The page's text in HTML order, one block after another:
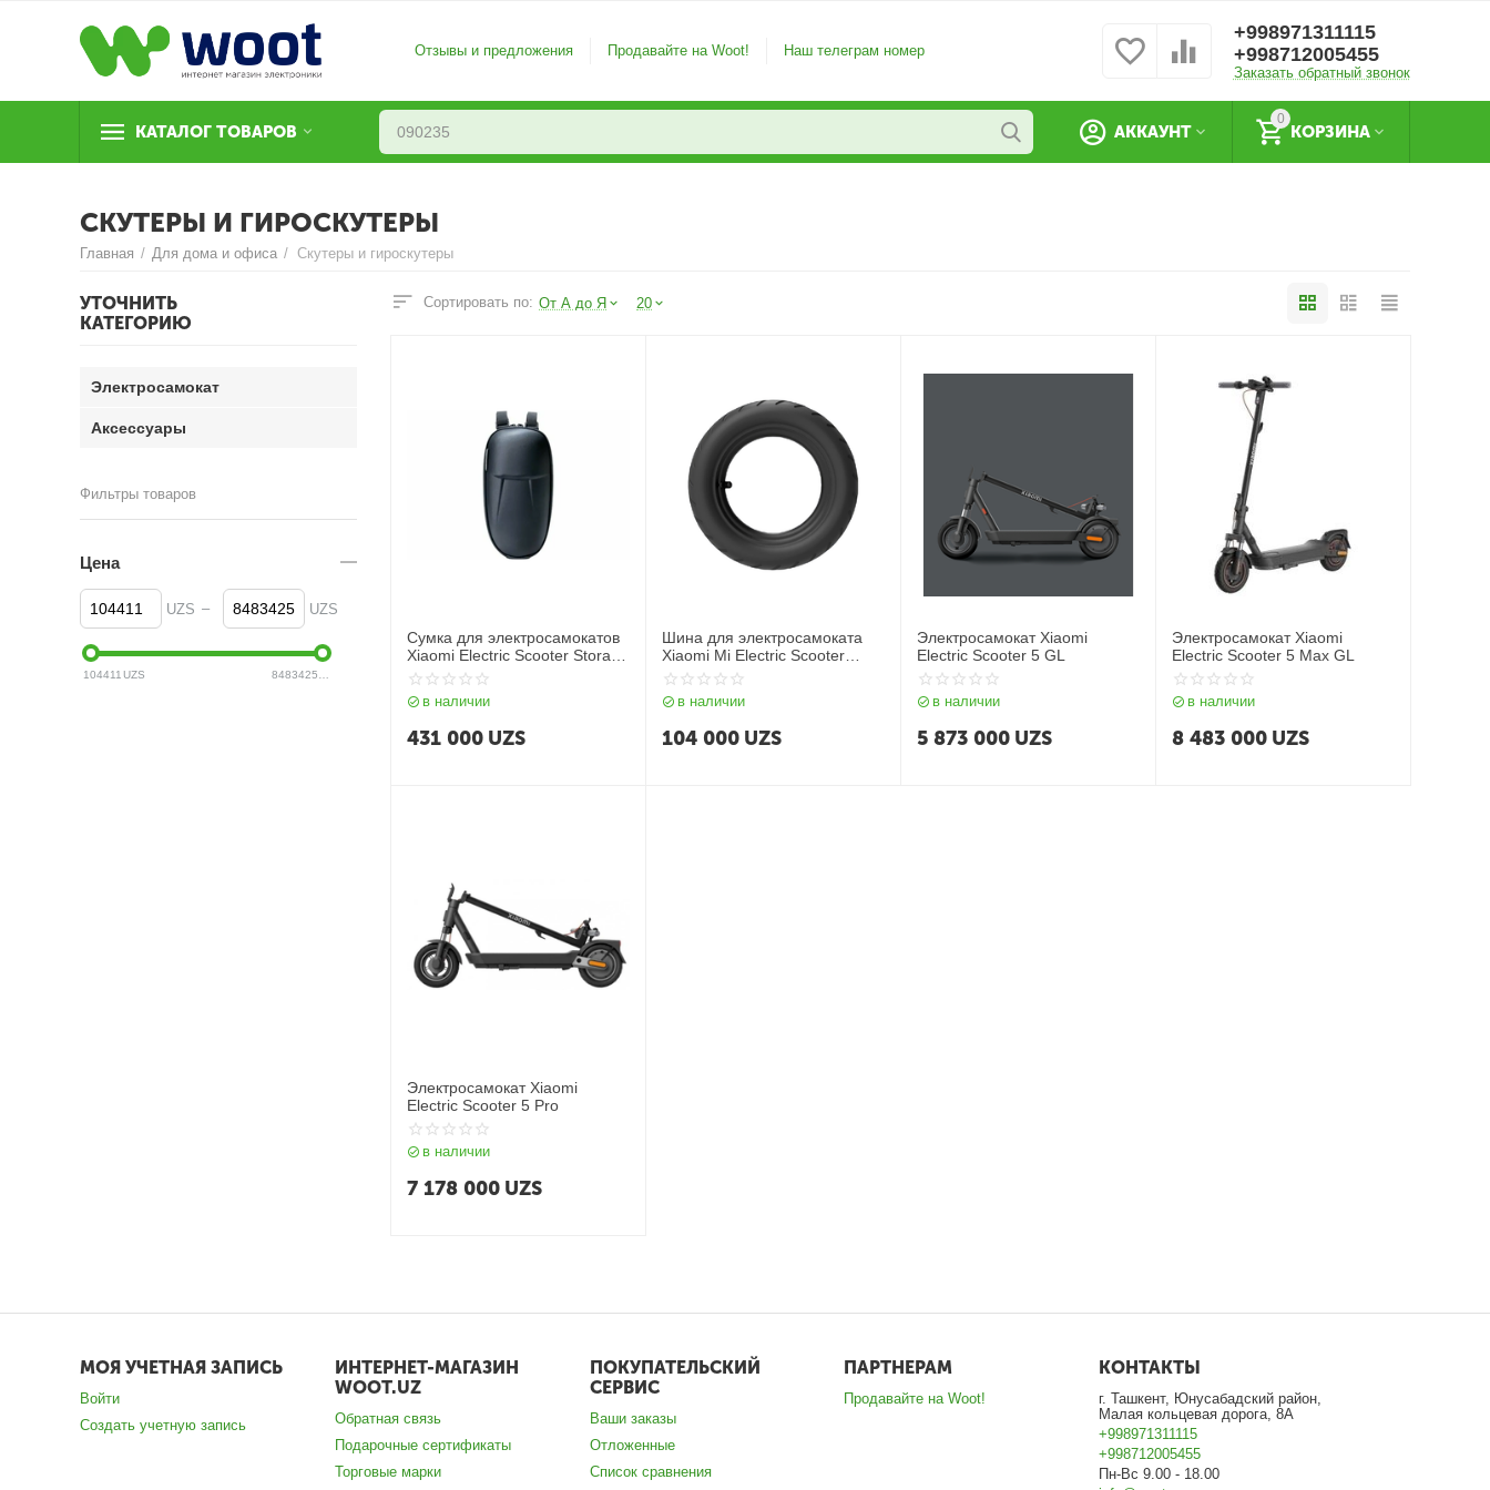
Отзывы и предложения Продавайте на Woot! Наш телеграм номер
+998971311115
+998712005455
Заказать обратный звонок
КАТАЛОГ ТОВАРОВ
0
КОРЗИНА
АККАУНТ
СКУТЕРЫ И ГИРОСКУТЕРЫ
Главная / Для дома и офиса / Скутеры и гироскутеры
Сортировать по: От А до Я 20
Сумка для электросамокатов
Xiaomi Electric Scooter Storage
Bag
в наличии
431 000 UZS
Шина для электросамоката
Xiaomi Mi Electric Scooter
Pneumatic Tire 8.5
в наличии
104 000 UZS
Электросамокат Xiaomi
Electric Scooter 5 GL
в наличии
5 873 000 UZS
Электросамокат Xiaomi
Electric Scooter 5 Max GL
в наличии
8 483 000 UZS
Электросамокат Xiaomi
Electric Scooter 5 Pro
в наличии
7 178 000 UZS
УТОЧНИТЬ
КАТЕГОРИЮ
Электросамокат
Аксессуары
Фильтры товаров
Цена
UZS – UZS
104411 UZS 8483425
МОЯ УЧЕТНАЯ ЗАПИСЬ
Войти
Создать учетную запись
ИНТЕРНЕТ-МАГАЗИН
WOOT.UZ
Обратная связь
Подарочные сертификаты
Торговые марки
ПОКУПАТЕЛЬСКИЙ
СЕРВИС
Ваши заказы
Отложенные
Список сравнения
ПАРТНЕРАМ
Продавайте на Woot!
КОНТАКТЫ
г. Ташкент, Юнусабадский район,
Малая кольцевая дорога, 8А
+998971311115
+998712005455
Пн-Вс 9.00 - 18.00